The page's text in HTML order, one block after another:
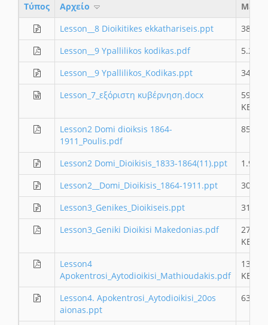
Τύπος Aρχείο
Lesson__8 Dioikitikes ekkathariseis.ppt
380.5
Lesson__9 Ypallilikos kodikas.pdf
5.27
Lesson__9 Ypallilikos_Kodikas.ppt
343 KB
Lesson_7_εξόριστη κυβέρνηση.docx
591.71
KB
Lesson2 Domi dioiksis 1864-
1911_Poulis.pdf
85.27
Lesson2 Domi_Dioikisis_1833-1864(11).ppt
1.96
Lesson2__Domi_Dioikisis_1864-1911.ppt
301 KB
Lesson3_Genikes_Dioikiseis.ppt
317 KB
Lesson3_Geniki Dioikisi Makedonias.pdf
275.77
KB
Lesson4
Apokentrosi_Aytodioikisi_Mathioudakis.pdf
133.51
KB
Lesson4. Apokentrosi_Aytodioikisi_20os
aionas.ppt
634 KB